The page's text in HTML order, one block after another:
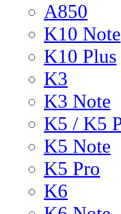
A850
K10 Note
K10 Plus
K3
K3 Note
K5 / K5
K5 Note
K5 Pro
K6